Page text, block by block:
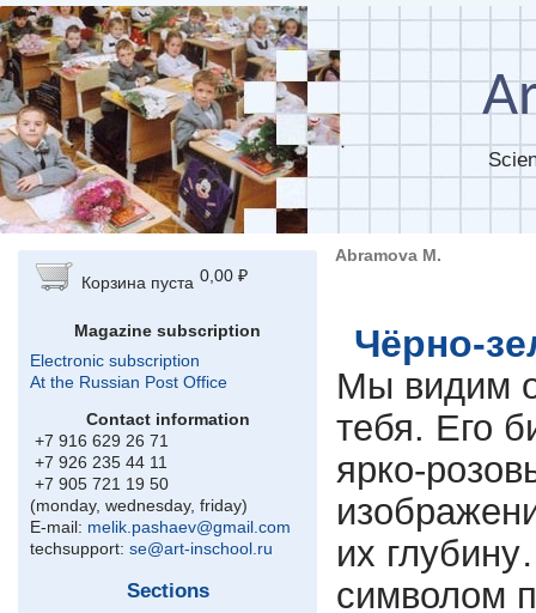
Skip to main content
Корзина пуста 0,00 ₽
Magazine subscription
Electronic subscription
At the Russian Post Office
Contact information
+7 916 629 26 71
+7 926 235 44 11
+7 905 721 19 50
(monday, wednesday, friday)
E-mail: melik.pashaev@gmail.com
techsupport: se@art-inschool.ru
Sections
Abramova M.
Чёрно-
Мы видим
тебя. Его
ярко-
их
символом